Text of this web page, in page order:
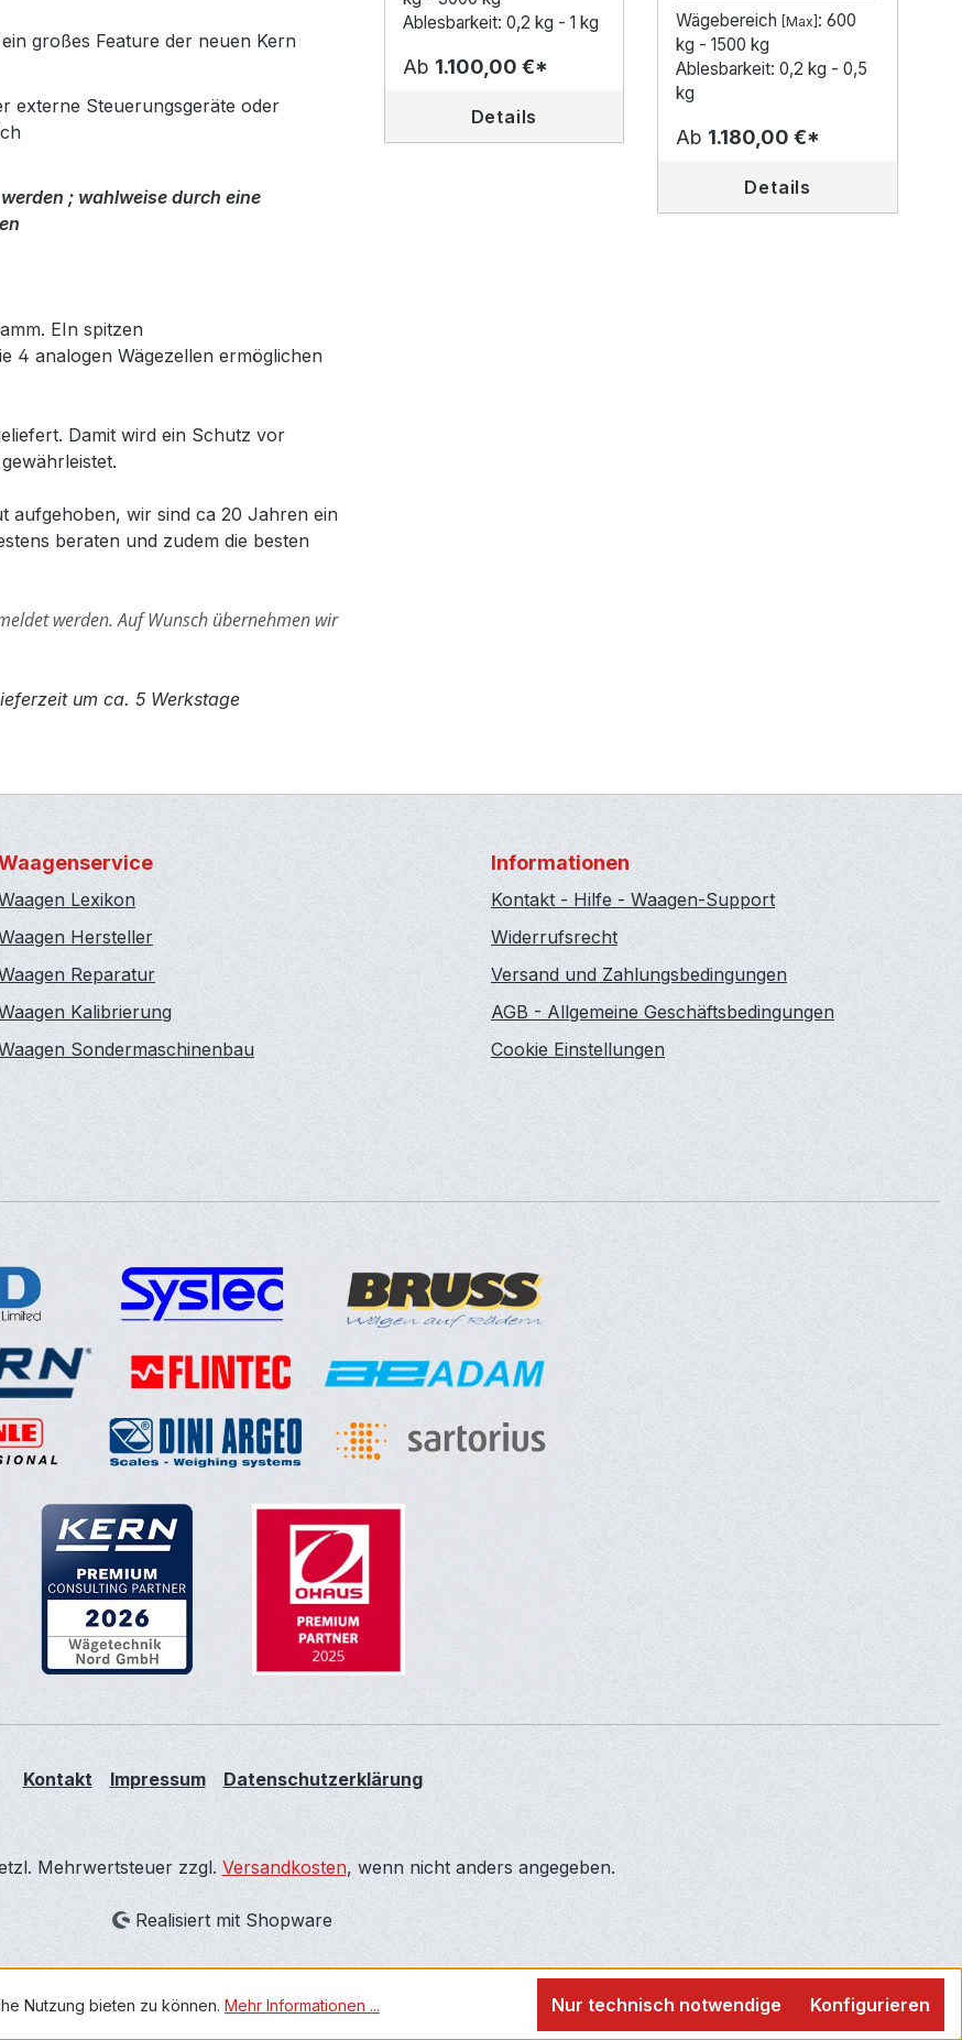
großes Feature der neuen Kern
externe Steuerungsgeräte oder
; wahlweise durch eine
EIn spitzen
4 analogen Wägezellen ermöglichen
Damit wird ein Schutz vor
aufgehoben, wir sind ca 20 Jahren ein
beraten und zudem die besten
werden.Auf Wunsch übernehmen wir
um ca. 5 Werkstage
Ablesbarkeit: 0,2 kg - 1 kg
Ab 1.100,00 €*
Details
Wägebereich [Max] : 600
kg - 1500 kg
Ablesbarkeit: 0,2 kg - 0,5
kg
Ab 1.180,00 €*
Details
Lexikon
Hersteller
Reparatur
Kalibrierung
Sondermaschinenbau
Informationen
Kontakt - Hilfe - Waagen-Support
Widerrufsrecht
Versand und Zahlungsbedingungen
AGB - Allgemeine Geschäftsbedingungen
Cookie Einstellungen
Kontakt Impressum Datenschutzerklärung
Mehrwertsteuer zzgl. Versandkosten, wenn nicht anders angegeben.
Realisiert mit Shopware
Nutzung bieten zu können. Mehr Informationen ... Nur technisch notwendige Konfigurieren